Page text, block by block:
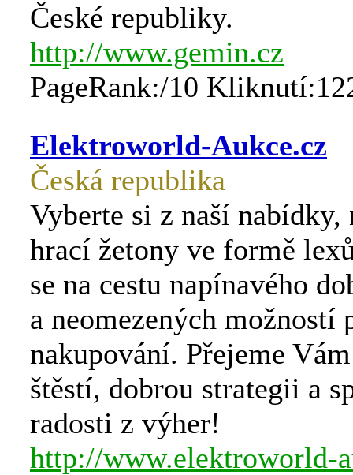
České republiky.
http://www.gemin.cz
PageRank:/10
Elektroworld-Aukce.cz
Česká republika
Vyberte si z naší nabídky,
hrací žetony ve formě
se na cestu napínavého
a neomezených možností
nakupování. Přejeme
štěstí, dobrou strategii a
radosti z výher!
http://www.elektroworld-